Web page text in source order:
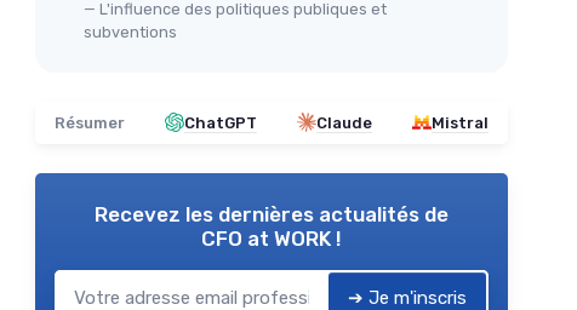
— L'influence des politiques publiques et
subventions
Résumer ChatGPT Claude Mistral
Recevez les dernières actualités de
CFO at WORK !
➔ Je m'inscris